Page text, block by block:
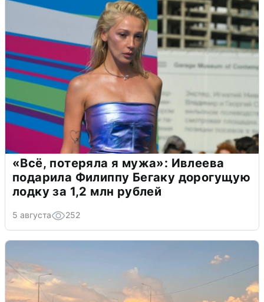
«Всё, потеряла я мужа»: Ивлеева
подарила Филиппу Бегаку дорогущую
лодку за 1,2 млн рублей
5 августа 252